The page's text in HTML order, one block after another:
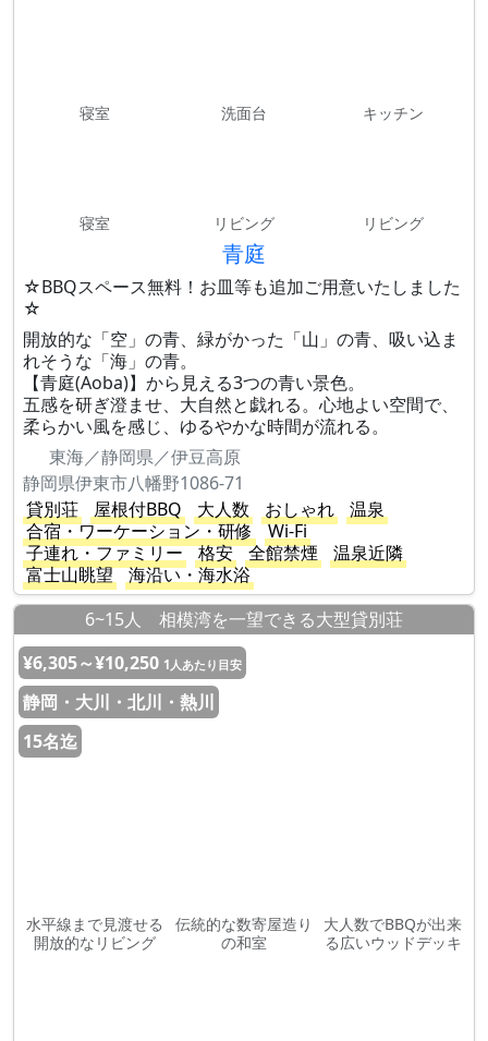
寝室 洗面台 キッチン
寝室 リビング リビング
青庭
☆BBQスペース無料！お皿等も追加ご用意いたしました
☆
開放的な「空」の青、緑がかった「山」の青、吸い込ま
れそうな「海」の青。
【青庭(Aoba)】から見える3つの青い景色。
五感を研ぎ澄ませ、大自然と戯れる。心地よい空間で、
柔らかい風を感じ、ゆるやかな時間が流れる。
東海／静岡県／伊豆高原
静岡県伊東市八幡野1086-71
貸別荘
屋根付BBQ 大人数 おしゃれ
温泉
合宿・ワーケーション・研修
Wi-Fi
子連れ・ファミリー
格安 全館禁煙
温泉近隣
富士山眺望
海沿い・海水浴
6~15人 相模湾を一望できる大型貸別荘
¥6,305～¥10,250 1人あたり目安
静岡・大川・北川・熱川
15名迄
水平線まで見渡せる
開放的なリビング
伝統的な数寄屋造り
の和室
大人数でBBQが出来
る広いウッドデッキ